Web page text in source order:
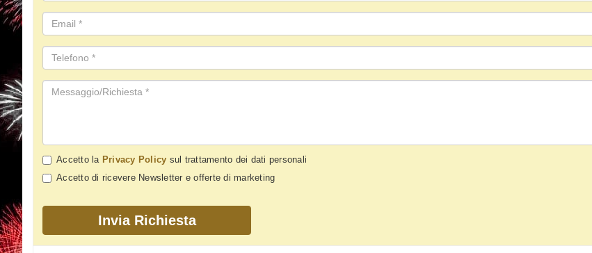
Accetto la Privacy Policy sul trattamento dei dati personali
Accetto di ricevere Newsletter e offerte di marketing